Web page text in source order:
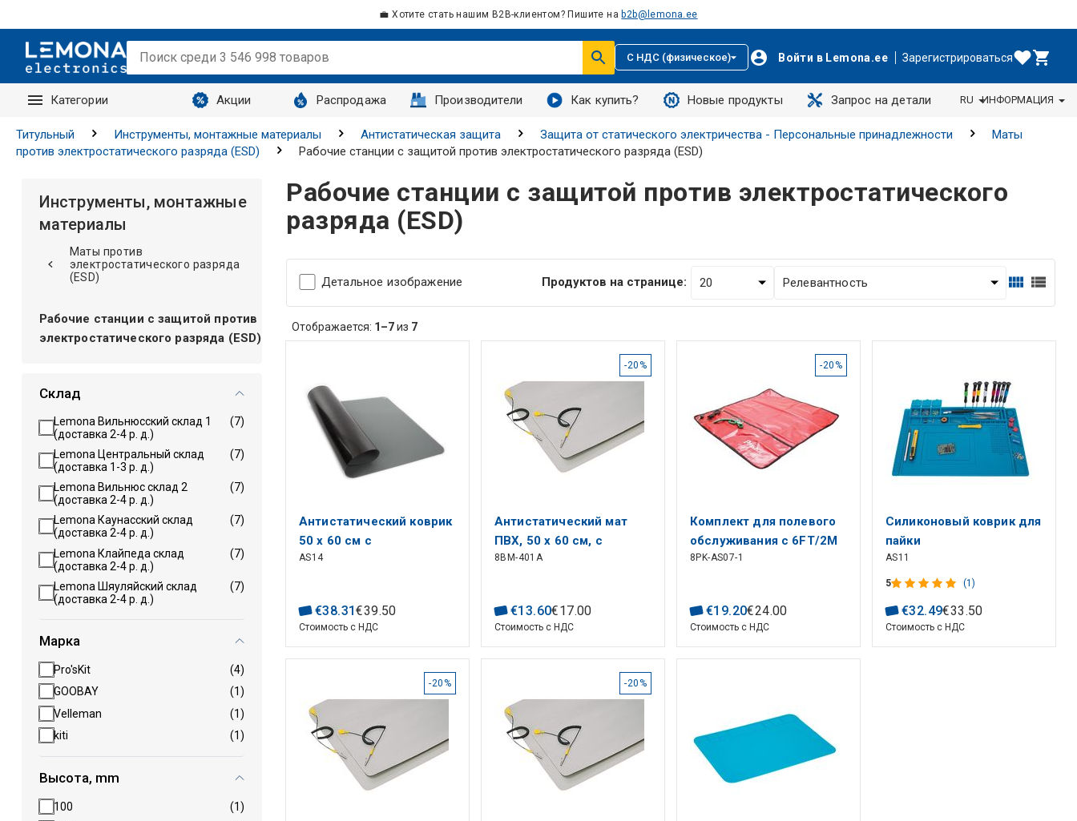
💼 Хотите стать нашим B2B-клиентом? Пишите на b2b@lemona.ee
С НДС (физическое) Войти в Lemona.ee Зарегистрироваться
Категории Акции Распродажа Производители Как купить? Новые продукты Запрос на детали
Запросы
RU ИНФОРМАЦИЯ
Титульный Инструменты, монтажные материалы Антистатическая защита Защита от статического электричества - Персональные принадлежности
Маты
против электростатического разряда (ESD)
Рабочие станции с защитой против электростатического разряда (ESD)
Рабочие станции с защитой против электростатического
разряда (ESD)
Детальное изображение Продуктов на странице:
Отображается: 1–7из 7
Антистатический коврик
50 x 60 см с
заземлением, AS14
AS14
€38.31€39.50
Стоимость с НДС
-20%
Антистатический мат
ПВХ, 50 x 60 см, с
заземляющим проводом
8BM-401A
€13.60€17.00
Стоимость с НДС
-20%
Комплект для полевого
обслуживания с 6FT/2M
ремешком для запястья
8PK-AS07-1
€19.20€24.00
Стоимость с НДС
Силиконовый коврик для
пайки
AS11
5 (1)
€32.49€33 .50
Стоимость с НДС
-20% -20%
Инструменты, монтажные
материалы
Маты против
электростатического разряда
(ESD)
Рабочие станции с защитой против
электростатического разряда (ESD)
Склад
Lemona Вильнюсский склад 1
(доставка 2-4 р. д.)
(7)
Lemona Центральный склад
(доставка 1-3 р. д.)
(7)
Lemona Вильнюс склад 2
(доставка 2-4 р. д.)
(7)
Lemona Каунасский склад
(доставка 2-4 р. д.)
(7)
Lemona Клайпеда склад
(доставка 2-4 р. д.)
(7)
Lemona Шяуляйский склад
(доставка 2-4 р. д.)
(7)
Марка
Pro'sKit
(4)
GOOBAY
(1)
Velleman
(1)
kiti
(1)
Высота, mm
100
(1)